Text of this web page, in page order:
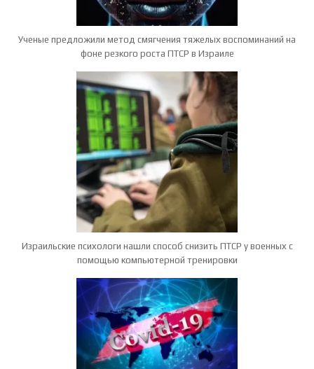
Ученые предложили метод смягчения тяжелых воспоминаний на
фоне резкого роста ПТСР в Израиле
Израильские психологи нашли способ снизить ПТСР у военных с
помощью компьютерной тренировки